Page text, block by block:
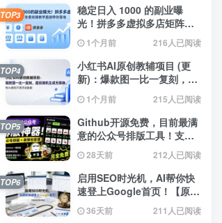
稳定日入 1000 的副业曝
光！拼多多虚拟多店矩阵，
全套实操教学直接带你落地
1个月前 216人已阅读
TOP3
小红书AI原创教辅项目 (更
新)：爆款图一比一复刻，题
目随机生成无限换，纯AI原
创不用手动排版
1个月前 215人已阅读
TOP4
Github开源免费，目前最满
意的公众号排版工具！支持
实时预览，排版超美观且带
表情包管理功能
28天前 212人已阅读
TOP5
启用SEO时光机，AI帮你快
速登上Google首页！【原创
双语字幕】
36天前 211人已阅读
TOP6